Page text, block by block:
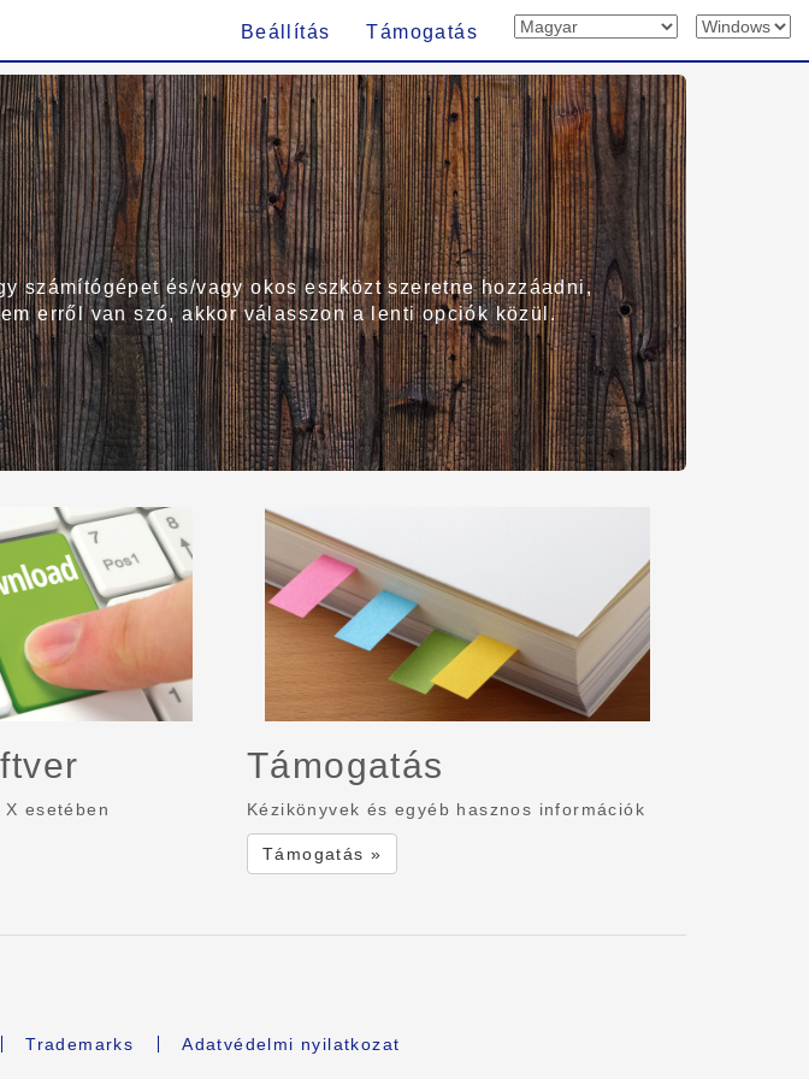
Beállítás Támogatás
számítógépet és/vagy okos eszközt szeretne hozzáadni,
erről van szó, akkor válasszon a lenti opciók közül.
X esetében
Támogatás
Kézikönyvek és egyéb hasznos információk
Támogatás »
Trademarks Adatvédelmi nyilatkozat